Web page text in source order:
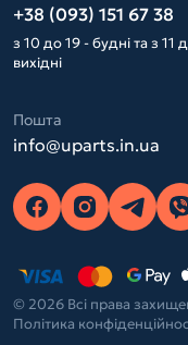
+38 (093) 151 67 38
з 10 до 19 - будні та з 11
вихідні
Пошта
info@uparts.in.ua
© 2026 Всі права
Політика